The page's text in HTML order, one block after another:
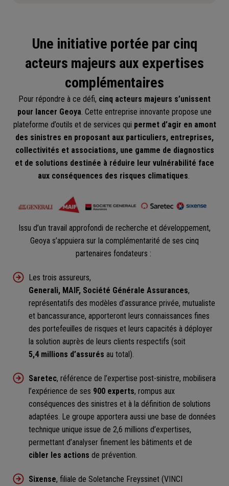
Une initiative portée par cinq
acteurs majeurs aux expertises
complémentaires
Pour répondre à ce défi, cinq acteurs majeurs s’unissent
pour lancer Geoya. Cette entreprise innovante propose une
plateforme d’outils et de services qui permet d’agir en amont
des sinistres en proposant aux particuliers, entreprises,
collectivités et associations, une gamme de diagnostics
et de solutions destinée à réduire leur vulnérabilité face
aux conséquences des risques climatiques.
Issu d’un travail approfondi de recherche et développement,
Geoya s’appuiera sur la complémentarité de ses cinq
partenaires fondateurs :
Les trois assureurs,
Generali, MAIF, Société Générale Assurances,
représentatifs des modèles d’assurance privée, mutualiste
et bancassurance, apporteront leurs connaissances fines
des portefeuilles de risques et leurs capacités à déployer
la solution auprès de leurs clients respectifs (soit
5,4 millions d’assurés au total).
Saretec, référence de l’expertise post-sinistre, mobilisera
l’expérience de ses 900 experts, rompus aux
conséquences des sinistres et à la définition de solutions
adaptées. Le groupe apportera aussi une base de données
technique unique issue de 2,6 millions d’expertises,
permettant d’analyser finement les bâtiments et de
cibler les actions de prévention.
Sixense, filiale de Soletanche Freyssinet (VINCI